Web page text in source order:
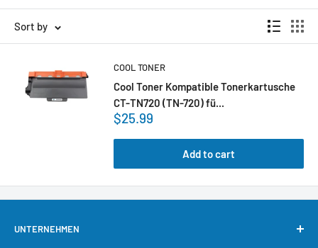
Sort by
COOL TONER
Cool Toner Kompatible Tonerkartusche
CT-TN720 (TN-720) fü...
$25.99
Add to cart
UNTERNEHMEN